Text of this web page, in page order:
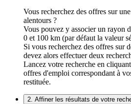
Vous recherchez des offres sur
alentours ?
Vous pouvez y associer un rayon
0 et 100 km (par défaut la valeur
Si vous recherchez des offres sur
devez alors effectuer deux
Lancez votre recherche en
offres d'emploi correspondant à
restituée.
2. Affiner les résultats de votre